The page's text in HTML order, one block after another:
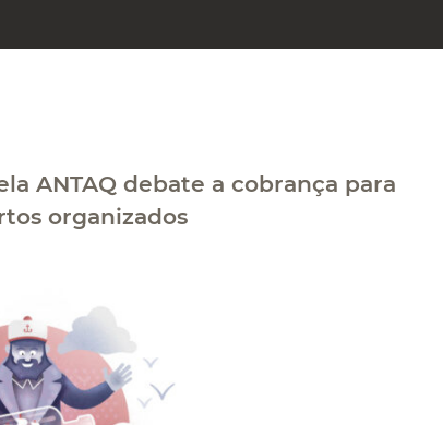
ANTAQ debate a cobrança para
organizados